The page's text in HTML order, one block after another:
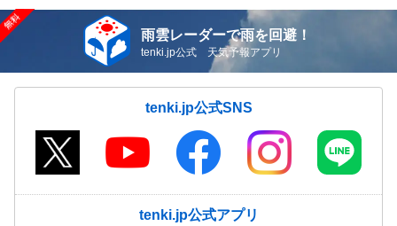
雨雲レーダーで雨を回避！
tenki.jp公式 天気予報アプリ
tenki.jp公式SNS
tenki.jp公式アプリ